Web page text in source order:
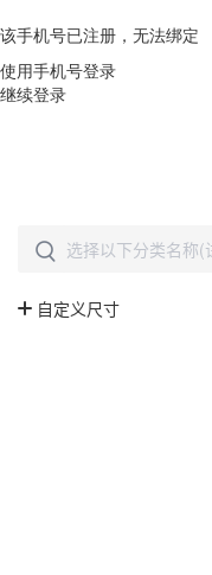
该手机号已注册，无法绑定
使用手机号登录
继续登录